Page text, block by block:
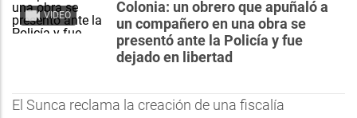
VIDEO
Colonia: un obrero que apuñaló a
un compañero en una obra se
presentó ante la Policía y fue
dejado en libertad
El Sunca reclama la creación de una fiscalía